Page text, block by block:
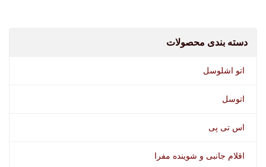
دسته بندی محصولات
اتو اشلوسل
اتوسل
اس تی پی
اقلام جانبی و شوینده مفرا